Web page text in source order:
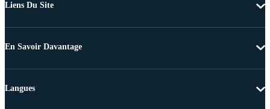
Liens Du Site
En Savoir Davantage
Langues